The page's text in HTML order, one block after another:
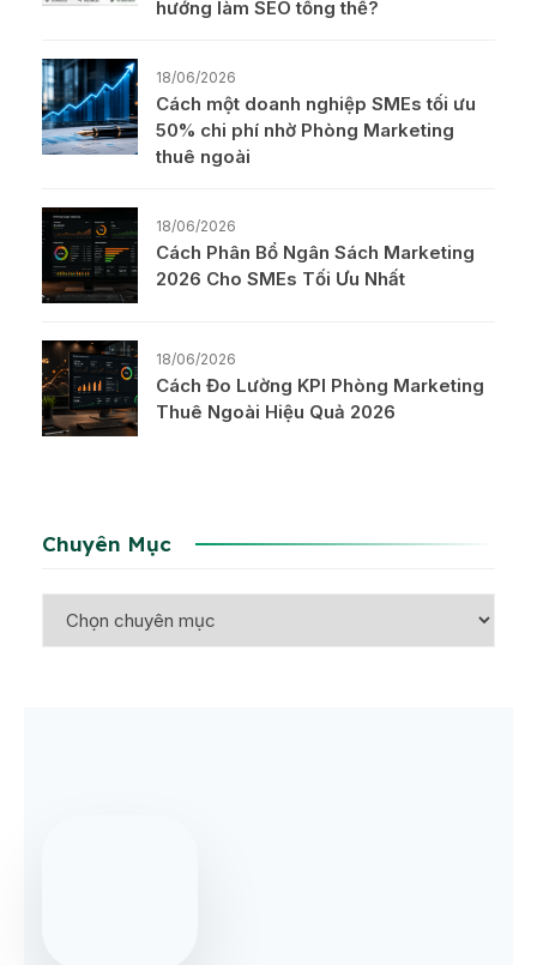
hướng làm SEO tổng thể?
18/06/2026
Cách một doanh nghiệp SMEs tối ưu
50% chi phí nhờ Phòng Marketing
thuê ngoài
18/06/2026
Cách Phân Bổ Ngân Sách Marketing
2026 Cho SMEs Tối Ưu Nhất
18/06/2026
Cách Đo Lường KPI Phòng Marketing
Thuê Ngoài Hiệu Quả 2026
Chuyên Mục